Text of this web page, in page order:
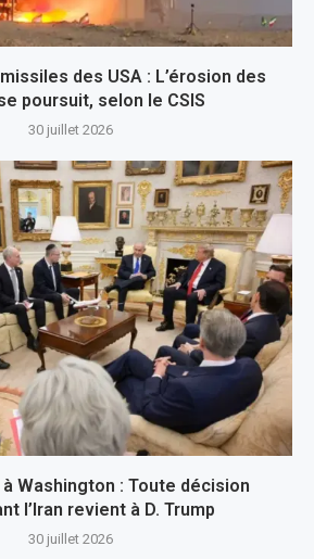
des USA : L’érosion des
poursuit, selon le CSIS
30 juillet 2026
à Washington : Toute décision
l’Iran revient à D. Trump
30 juillet 2026